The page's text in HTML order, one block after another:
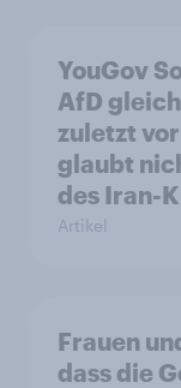
YouGov
AfD
zuletzt
glaubt
des Iran-
Artikel
Frauen
dass die